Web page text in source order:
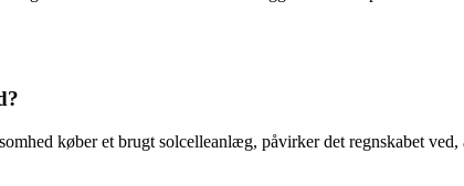
køber et brugt solcelleanlæg, påvirker det regnskabet ved,